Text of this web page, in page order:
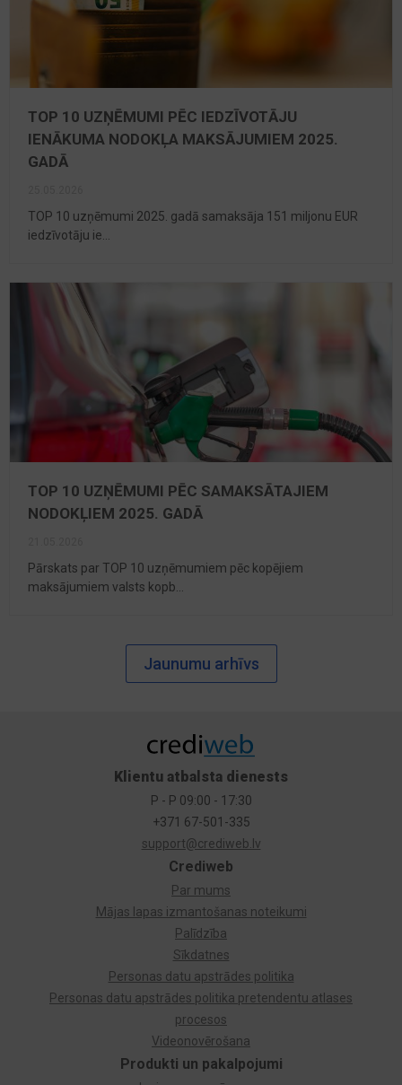
TOP 10 UZŅĒMUMI PĒC IEDZĪVOTĀJU
IENĀKUMA NODOKĻA MAKSĀJUMIEM 2025.
GADĀ
TOP 10 uzņēmumi 2025. gadā samaksāja 151 miljonu EUR
iedzīvotāju ie...
TOP 10 UZŅĒMUMI PĒC SAMAKSĀTAJIEM
NODOKĻIEM 2025. GADĀ
Pārskats par TOP 10 uzņēmumiem pēc kopējiem
maksājumiem valsts kopb...
Jaunumu arhīvs
Produkti un pakalpojumi
Crediweb
Par mums
Mājas lapas izmantošanas noteikumi
Palīdzība
Sīkdatnes
Personas datu apstrādes politika
Personas datu apstrādes politika pretendentu atlases
procesos
Videonovērošana
Klientu atbalsta dienests
P - P 09:00 - 17:30
+371 67-501-335
support@crediweb.lv